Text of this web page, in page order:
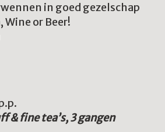
in goed gezelschap
Wine or Beer!
& fine tea’s, 3 gangen